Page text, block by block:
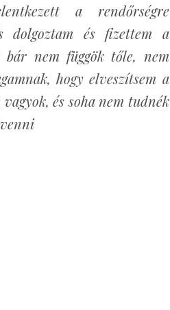
a rendőrségre
dolgoztam és fizettem a
bár nem függök tőle, nem
hogy elveszítsem a
vagyok, és soha nem tudnék